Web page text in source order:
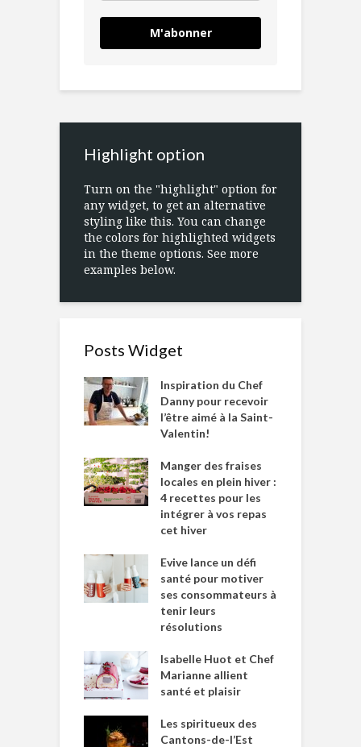
M'abonner
Highlight option
Turn on the "highlight" option for
any widget, to get an alternative
styling like this. You can change
the colors for highlighted widgets
in the theme options. See more
examples below.
Posts Widget
Inspiration du Chef
Danny pour recevoir
l’être aimé à la Saint-
Valentin!
Manger des fraises
locales en plein hiver :
4 recettes pour les
intégrer à vos repas
cet hiver
Evive lance un défi
santé pour motiver
ses consommateurs à
tenir leurs
résolutions
Isabelle Huot et Chef
Marianne allient
santé et plaisir
Les spiritueux des
Cantons-de-l’Est